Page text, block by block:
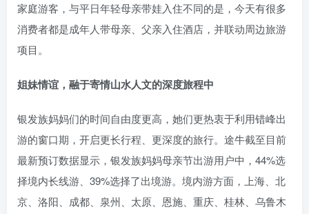
家庭游客，与平日年轻母亲带娃入住不同的是，今天有很多
消费者都是成年人带母亲、父亲入住酒店，并联动周边旅游
项目。
姐妹情谊，融于寄情山水人文的深度旅程中
银发族妈妈们的时间自由度更高，她们更热衷于利用错峰出
游的窗口期，开启更长行程、更深度的旅行。途牛截至目前
最新预订数据显示，银发族妈妈母亲节出游用户中，44%选
择境内长线游、39%选择了出境游。境内游方面，上海、北
京、洛阳、成都、泉州、太原、恩施、重庆、桂林、乌鲁木